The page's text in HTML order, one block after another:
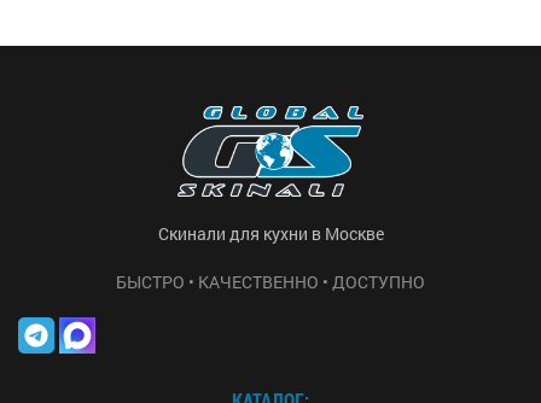
Скинали для кухни в Москве
БЫСТРО • КАЧЕСТВЕННО • ДОСТУПНО